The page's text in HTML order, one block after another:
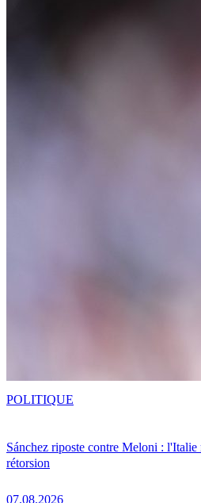
Sánchez riposte contre Meloni : l'Italie
rétorsion
07.08.2026
POLITIQUE